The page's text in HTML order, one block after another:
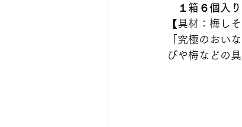
１箱６個入り
【具材：梅し
「究極のおい
びや梅などの